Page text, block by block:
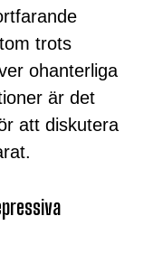
trots
ohanterliga
är det
att diskutera